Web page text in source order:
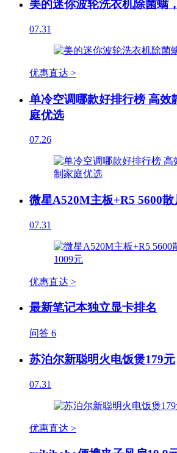
美的迷你波轮洗衣机除菌螨
07.31
优惠直达 >
单冷空调哪款好排行榜 高效
庭优选
07.26
微星A520M主板+R5 5600
07.31
优惠直达 >
最新笔记本独立显卡排名
问答 6
苏泊尔新聪明火电饭煲179元
07.31
优惠直达 >